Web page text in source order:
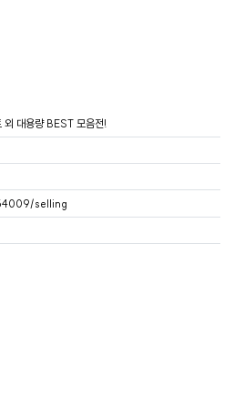
외 대용량 BEST 모음전!
selling